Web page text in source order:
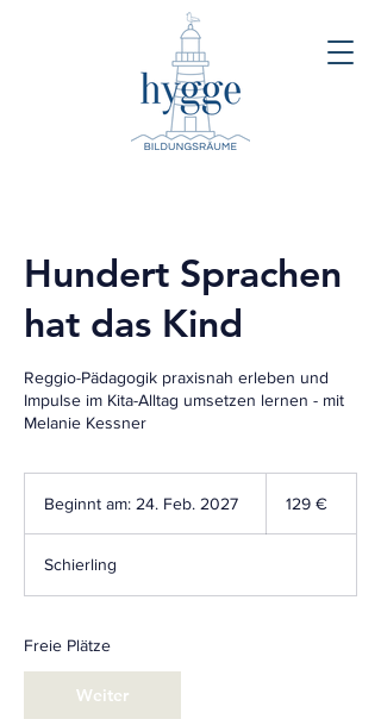
Hundert Sprachen
hat das Kind
Reggio-Pädagogik praxisnah erleben und
Impulse im Kita-Alltag umsetzen lernen - mit
Melanie Kessner
Beginnt am: 24. Feb. 2027
n
129 €
Schierling
Freie Plätze
Weiter